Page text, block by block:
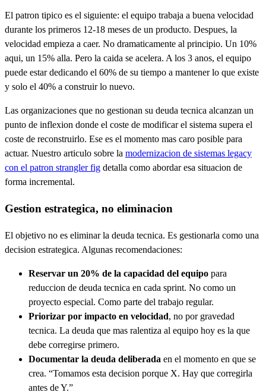
El patron tipico es el siguiente: el equipo trabaja a buena velocidad
durante los primeros 12-18 meses de un producto. Despues, la
velocidad empieza a caer. No dramaticamente al principio. Un 10%
aqui, un 15% alla. Pero la caida se acelera. A los 3 anos, el equipo
puede estar dedicando el 60% de su tiempo a mantener lo que existe
y solo el 40% a construir lo nuevo.
Las organizaciones que no gestionan su deuda tecnica alcanzan un
punto de inflexion donde el coste de modificar el sistema supera el
coste de reconstruirlo. Ese es el momento mas caro posible para
actuar. Nuestro articulo sobre la modernizacion de sistemas legacy
con el patron strangler fig detalla como abordar esa situacion de
forma incremental.
Gestion estrategica, no eliminacion
El objetivo no es eliminar la deuda tecnica. Es gestionarla como una
decision estrategica. Algunas recomendaciones:
Reservar un 20% de la capacidad del equipo para
reduccion de deuda tecnica en cada sprint. No como un
proyecto especial. Como parte del trabajo regular.
Priorizar por impacto en velocidad, no por gravedad
tecnica. La deuda que mas ralentiza al equipo hoy es la que
debe corregirse primero.
Documentar la deuda deliberada en el momento en que se
crea. “Tomamos esta decision porque X. Hay que corregirla
antes de Y.”